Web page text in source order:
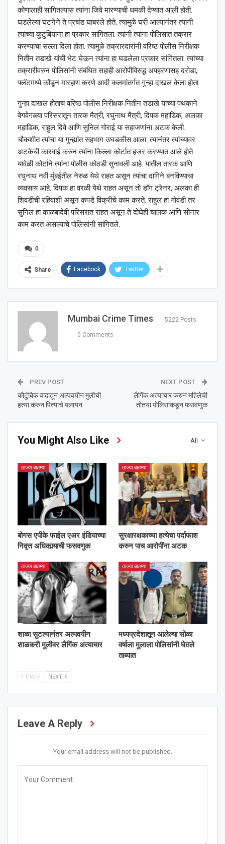
कोणालाही सांगितल्यास त्यांना जिवे मारण्याची धमकी देण्यात आली होती.
घडलेल्या घटनेने ते प्रचंड घाबरले होते. त्यामुळे घरी आल्यानंतर त्यांनी
त्यांच्या कुटुंबियांना हा प्रकार सांगितला. त्यांनी त्यांना पोलिसांत तक्रार
करण्याचा सल्ला दिला होता. त्यामुळे तक्रारदारांनी वरिष्ठ पोलीस निरीक्षक
नितीन तडाखे यांची भेट घेऊन त्यांना हा घडलेला प्रकार सांगितला. त्यांच्या
तक्रारीवरुन पोलिसांनी संबंधित सहाही आरोपीविरुद्ध अपहरणासह दरोडा,
फ्लॅटमध्ये कोंडून मारहाण करणे आदी कलमांतर्गत गुन्हा दाखल केला होता.
गुन्हा दाखल होताच वरिष्ठ पोलीस निरीक्षक नितीन तडाखे यांच्या पथकाने
वेगवेगळ्या परिसरातून तारक मैत्री, रघुनाथ मैत्री, दिपक महाडिक, अलका
महाडिक, राहुल दिवे आणि सुनिल गोराई या सहाजणांना अटक केली.
चौकशीत त्यांचा या गुन्ह्यांत सहभाग उघडकीस आला. त्यानंतर त्यांच्यावर
अटकेची कारवाई करुन त्यांना किल्ला कोर्टात हजर करण्यात आले होते.
यावेळी कोर्टाने त्यांना पोलीस कोठडी सुनावली आहे. यातील तारक आणि
रघुनाथ नवी मुंबईतील नेरुळ येथे राहत असून त्यांचा दागिने बनविण्याचा
व्यवसाय आहे. दिपक हा वरळी येथे राहत असून तो डॉग ट्रेनर, अलका ही
शिवडीची रहिवाशी असून कपडे विक्रीचे काम करते. राहुल हा गोवंडी तर
सुनिल हा काळबादेवी परिसरात राहत असून ते दोघेही चालक आणि सोनार
काम करत असल्याचे पोलिसांनी सांगितले.
0
Share Facebook Twitter
Mumbai Crime Times 5222 Posts
0 Comments
PREV POST
कौटुंबिक वादातून अल्पवयीन मुलीची
हत्या करुन पित्याचे पलायन
NEXT POST
लैगिंक अत्याचार करुन महिलेची
तोतया पोलिसांकडून फसवणुक
All
You Might Also Like
ताज्या बातम्या
बोगस एपीके फाईल एअर इंडियाच्या
निवृत्त अधिकार्‍याची फसवणुक
ताज्या बातम्या
सुरक्षारक्षकाच्या हत्येचा पर्दाफाश
करुन पाच आरोपींना अटक
ताज्या बातम्या
शाळा सुटल्यानंतर अल्पवयीन
शाळकरी मुलीवर लैगिंक अत्याचार
ताज्या बातम्या
मध्यप्रदेशातून आलेल्या सोळा
वर्षाला मुलाला पोलिसांनी घेतले
ताब्यात
PREV NEXT
Leave A Reply
Your email address will not be published.